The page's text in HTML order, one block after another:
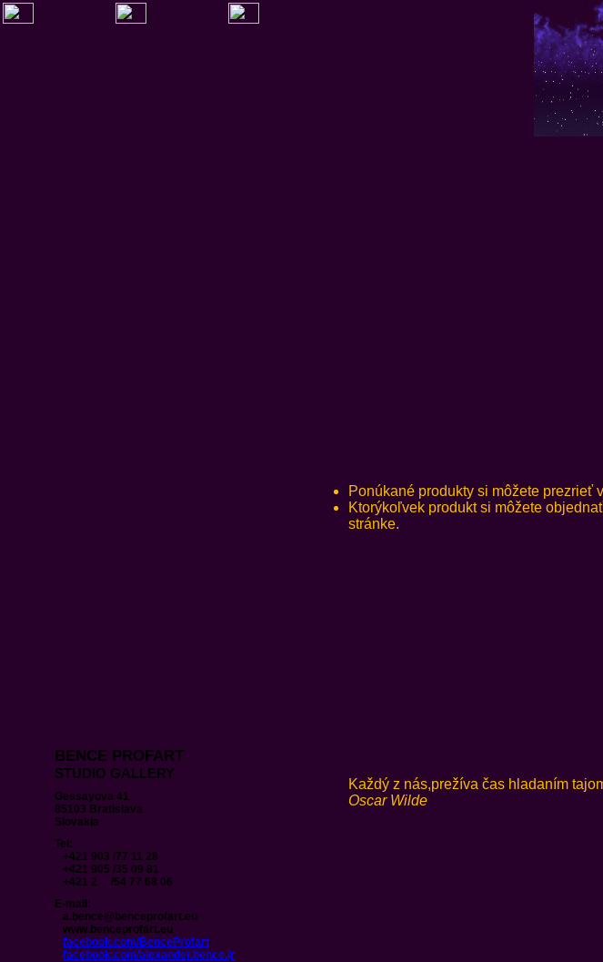
BENCE PROFART
STUDIO GALLERY
Gessayova 41
85103 Bratislava
Slovakia
Tel:
+421 903 /77 11 28
+421 905 /35 09 81
+421 2 /54 77 68 06
E-mail:
a.bence@benceprofart.eu
www.benceprofart.eu
facebook.com/BenceProfart
facebook.com/alexander.bence.jr
Ponúkané produkty si môžete prezrieť
Ktorýkoľvek produkt si môžete
stránke.
Každý z nás,prežíva čas hladaním
Oscar Wilde